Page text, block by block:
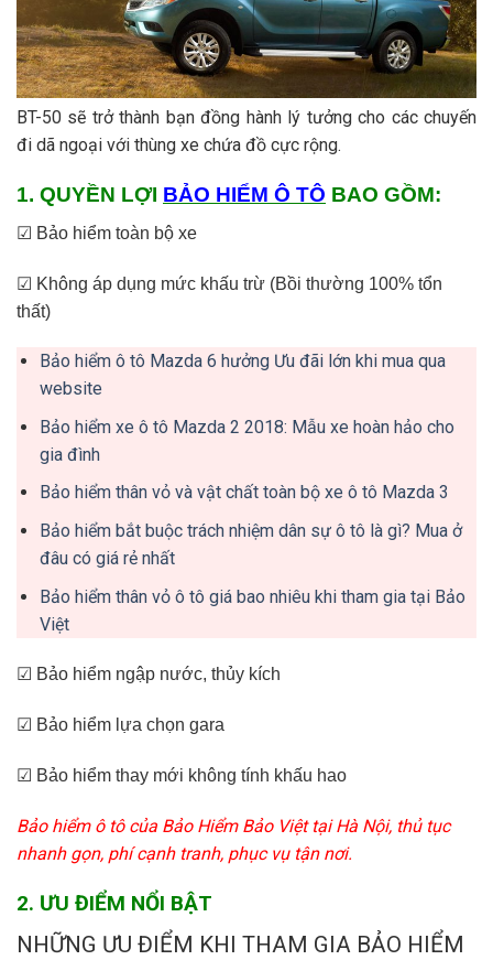
BT-50 sẽ trở thành bạn đồng hành lý tưởng cho các chuyến
đi dã ngoại với thùng xe chứa đồ cực rộng.
1. QUYỀN LỢI BẢO HIỂM Ô TÔ BAO GỒM:
☑ Bảo hiểm toàn bộ xe
☑ Không áp dụng mức khấu trừ (Bồi thường 100% tổn
thất)
Bảo hiểm ô tô Mazda 6 hưởng Ưu đãi lớn khi mua qua
website
Bảo hiểm xe ô tô Mazda 2 2018: Mẫu xe hoàn hảo cho
gia đình
Bảo hiểm thân vỏ và vật chất toàn bộ xe ô tô Mazda 3
Bảo hiểm bắt buộc trách nhiệm dân sự ô tô là gì? Mua ở
đâu có giá rẻ nhất
Bảo hiểm thân vỏ ô tô giá bao nhiêu khi tham gia tại Bảo
Việt
☑ Bảo hiểm ngập nước, thủy kích
☑ Bảo hiểm lựa chọn gara
☑ Bảo hiểm thay mới không tính khấu hao
Bảo hiểm ô tô của Bảo Hiểm Bảo Việt tại Hà Nội, thủ tục
nhanh gọn, phí cạnh tranh, phục vụ tận nơi.
2. ƯU ĐIỂM NỔI BẬT
NHỮNG ƯU ĐIỂM KHI THAM GIA BẢO HIỂM